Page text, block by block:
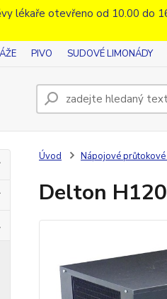
lékaře otevřeno od 10.00 do
PIVO SUDOVÉ LIMONÁDY
Úvod Nápojové
Delton